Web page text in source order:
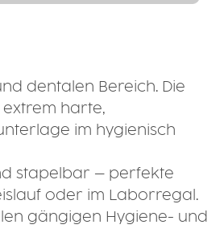
dentalen Bereich. Die
extrem harte,
im hygienisch
stapelbar – perfekte
oder im Laborregal.
gängigen Hygiene- und